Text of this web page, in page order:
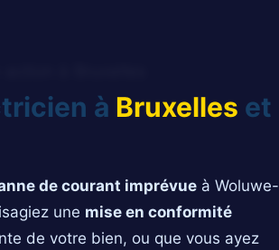
à Bruxelles et
de courant imprévue à Woluwe-
une mise en conformité
de votre bien, ou que vous ayez